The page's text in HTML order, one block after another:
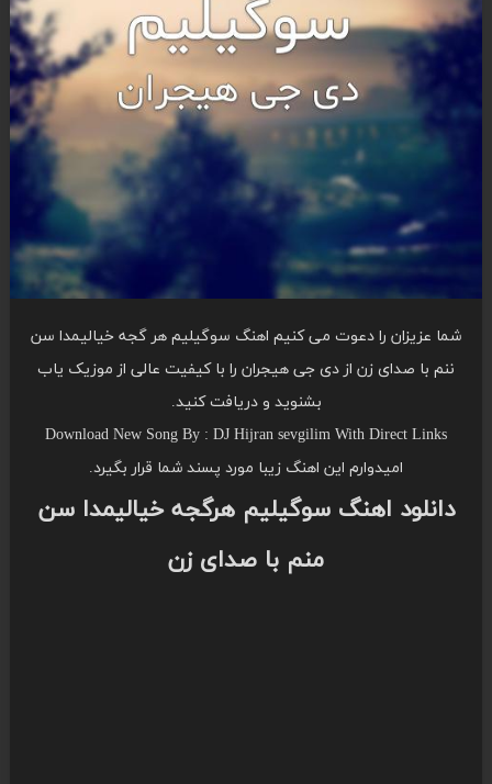
شما عزیزان را دعوت می کنیم اهنگ سوگیلیم هر گجه خیالیمدا سن
ننم با صدای زن از دی جی هیجران را با کیفیت عالی از موزیک یاب
بشنوید و دریافت کنید.
Download New Song By : DJ Hijran sevgilim With Direct Links
امیدوارم این اهنگ زیبا مورد پسند شما قرار بگیرد.
دانلود اهنگ سوگیلیم هرگجه خیالیمدا سن
منم با صدای زن